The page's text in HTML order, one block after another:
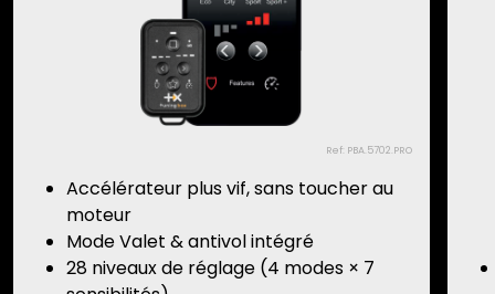
Ref: PBA.5702.PRO
Accélérateur plus vif, sans toucher au
moteur
Mode Valet & antivol intégré
28 niveaux de réglage (4 modes × 7